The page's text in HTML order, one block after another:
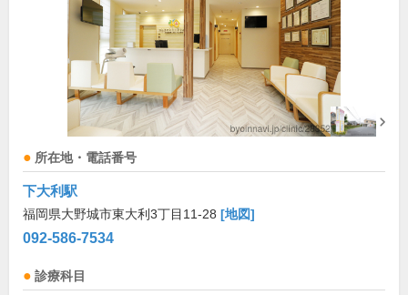
所在地・電話番号
下大利駅
福岡県大野城市東大利3丁目11-28 [地図]
092-586-7534
診療科目